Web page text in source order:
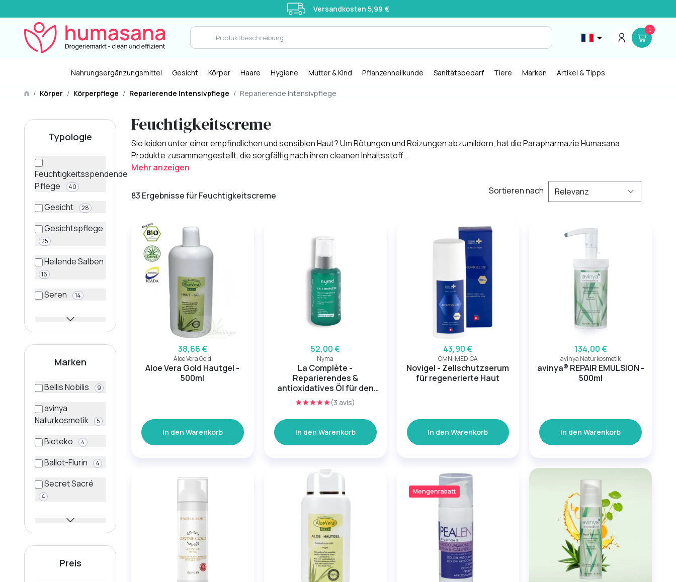
Versandkosten 5,99 €
0
Nahrungsergänzungsmittel Gesicht Körper Haare Hygiene Mutter & Kind Pflanzenheilkunde Sanitätsbedarf Tiere Marken Artikel & Tipps
/ Körper / Körperpflege / Reparierende Intensivpflege / Reparierende Intensivpflege
Typologie
Feuchtigkeitsspendende
Pflege
40
Gesicht 28
Gesichtspflege
25
Heilende Salben
16
Seren 14
Marken
Bellis Nobilis 9
avinya
Naturkosmetik
5
Bioteko 4
Ballot-Flurin 4
Secret Sacré
4
Preis
Feuchtigkeitscreme
Sie leiden unter einer empfindlichen und sensiblen Haut? Um Rötungen und Reizungen abzumildern, hat die Parapharmazie Humasana
Produkte zusammengestellt, die sorgfältig nach ihren cleanen Inhaltsstoff...
Mehr anzeigen
83 Ergebnisse für Feuchtigkeitscreme Sortieren nach
38,66 €
Aloe Vera Gold
Aloe Vera Gold Hautgel -
500ml
In den Warenkorb
52,00 €
Nyma
La Complète -
Reparierendes &
antioxidatives Öl für den
ganzen Körper
(3 avis)
In den Warenkorb
43,90 €
OMNI MEDICA
Novigel - Zellschutzserum
für regenerierte Haut
In den Warenkorb
134,00 €
avinya Naturkosmetik
avinya® REPAIR EMULSION -
500ml
In den Warenkorb
Mengenrabatt